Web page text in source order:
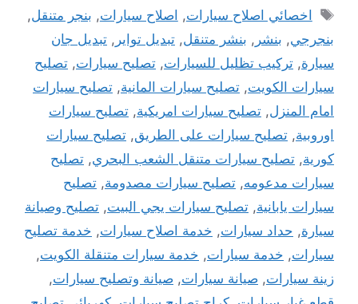
الوسوم
اخصائي اصلاح سيارات, اصلاح سيارات, بنجر متنقل,
بنجرجي, بنشر , بنشر متنقل, تبديل تواير , تبديل جان
سيارة, تركيب تظليل للسيارات, تصليح سيارات, تصليح
سيارات الكويت, تصليح سيارات المانية, تصليح سيارات
امام المنزل, تصليح سيارات امريكية, تصليح سيارات
اوروبية, تصليح سيارات على الطريق, تصليح سيارات
كورية, تصليح سيارات متنقل الشعب البحري, تصليح
سيارات مدعومه, تصليح سيارات مصدومة, تصليح
سيارات يابانية, تصليح سيارات يجي البيت, تصليح وصيانة
سيارة, حداد سيارات, خدمة اصلاح سيارات, خدمة تصليح
سيارات, خدمة سيارات, خدمة سيارات متنقلة الكويت,
زينة سيارات, صيانة سيارات, صيانة وتصليح سيارات,